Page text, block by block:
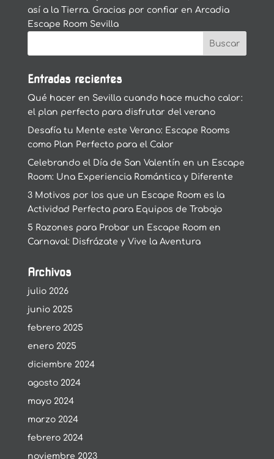
así a la Tierra. Gracias por confiar en Arcadia
Escape Room Sevilla
Entradas recientes
Qué hacer en Sevilla cuando hace mucho calor:
el plan perfecto para disfrutar del verano
Desafía tu Mente este Verano: Escape Rooms
como Plan Perfecto para el Calor
Celebrando el Día de San Valentín en un Escape
Room: Una Experiencia Romántica y Diferente
3 Motivos por los que un Escape Room es la
Actividad Perfecta para Equipos de Trabajo
5 Razones para Probar un Escape Room en
Carnaval: Disfrázate y Vive la Aventura
Archivos
julio 2026
junio 2025
febrero 2025
enero 2025
diciembre 2024
agosto 2024
mayo 2024
marzo 2024
febrero 2024
noviembre 2023